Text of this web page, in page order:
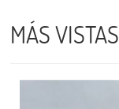
MÁS VISTAS